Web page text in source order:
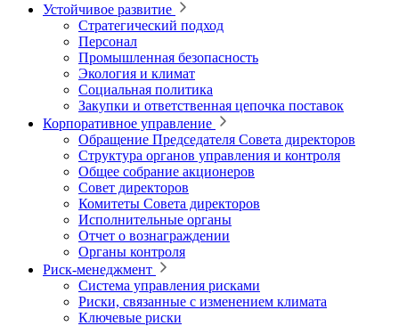
Устойчивое развитие
Стратегический подход
Персонал
Промышленная безопасность
Экология и климат
Социальная политика
Закупки и ответственная цепочка поставок
Корпоративное управление
Обращение Председателя Совета директоров
Структура органов управления и контроля
Общее собрание акционеров
Совет директоров
Комитеты Совета директоров
Исполнительные органы
Отчет о вознаграждении
Органы контроля
Риск-менеджмент
Система управления рисками
Риски, связанные с изменением климата
Ключевые риски